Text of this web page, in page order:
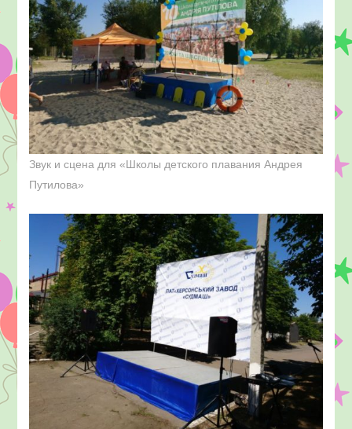
Звук и сцена для «Школы детского плавания Андрея
Путилова»